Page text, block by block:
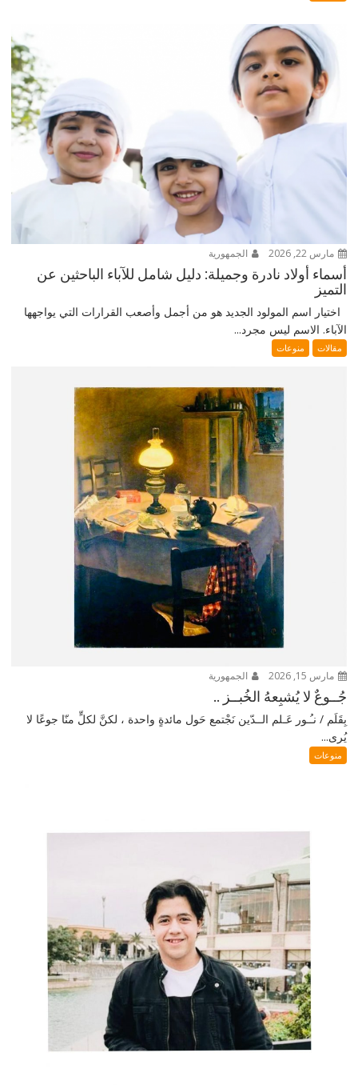
مارس 22, 2026 الجمهورية
أسماء أولاد نادرة وجميلة: دليل شامل للآباء الباحثين عن
التميز
اختيار اسم المولود الجديد هو من أجمل وأصعب القرارات التي يواجهها
الآباء. الاسم ليس مجرد...
مقالات منوعات
مارس 15, 2026 الجمهورية
جُــوعٌ لا يُشبِعهُ الخُبــز ..
بِقَلَم / نـُـور عَـلم الــدّين نَجْتمع حَول مائدةٍ واحدة ، لكنَّ لكلٍّ منّا جوعًا لا
يُرى...
منوعات